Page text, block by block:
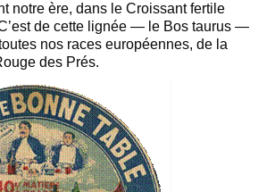
notre ère, dans le Croissant fertile
de cette lignée — le Bos taurus —
nos races européennes, de la
des Prés.